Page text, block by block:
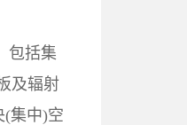
包括集
及辐射
(集中)空